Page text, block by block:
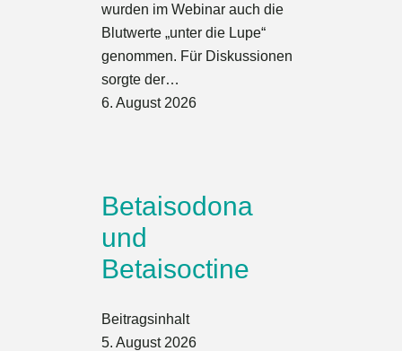
wurden im Webinar auch die
Blutwerte „unter die Lupe“
genommen. Für Diskussionen
sorgte der…
6. August 2026
Betaisodona
und
Betaisoctine
Beitragsinhalt
5. August 2026